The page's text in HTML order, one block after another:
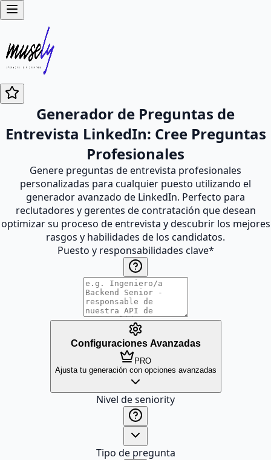
Generador de Preguntas de
Entrevista LinkedIn: Cree Preguntas
Profesionales
Genere preguntas de entrevista profesionales
personalizadas para cualquier puesto utilizando el
generador avanzado de LinkedIn. Perfecto para
reclutadores y gerentes de contratación que desean
optimizar su proceso de entrevista y descubrir los mejores
rasgos y habilidades de los candidatos.
Puesto y responsabilidades clave*
Configuraciones Avanzadas
PRO
Ajusta tu generación con opciones avanzadas
Nivel de seniority
Tipo de pregunta